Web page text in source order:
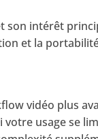
intérêt
et la
vidéo plus
usage se